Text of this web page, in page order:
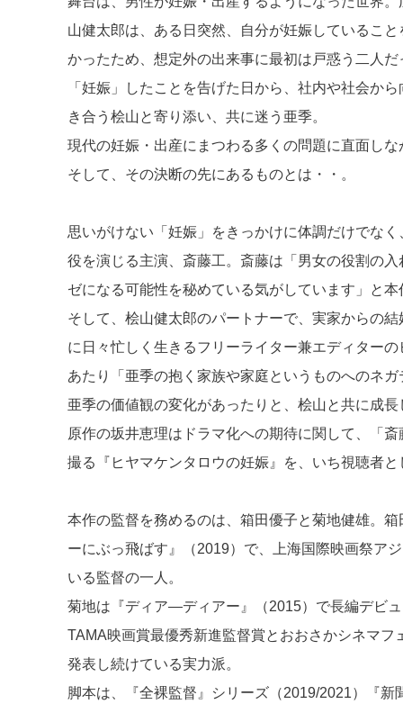
山健太郎は、ある日突然、自分が妊娠しているこ
かったため、想定外の出来事に最初は戸惑う二人だ
「妊娠」したことを告げた日から、社内や社会か
き合う桧山と寄り添い、共に迷う亜季。
現代の妊娠・出産にまつわる多くの問題に直面し
そして、その決断の先にあるものとは・・。
思いがけない「妊娠」をきっかけに体調だけでな
役を演じる主演、斎藤工。斎藤は「男女の役割の
ゼになる可能性を秘めている気がしています」と
そして、桧山健太郎のパートナーで、実家からの
に日々忙しく生きるフリーライター兼エディター
あたり「亜季の抱く家族や家庭というものへのネ
亜季の価値観の変化があったりと、桧山と共に成
原作の坂井恵理はドラマ化への期待に関して、「
撮る『ヒヤマケンタロウの妊娠』を、いち視聴者
本作の監督を務めるのは、箱田優子と菊地健雄。
ーにぶっ飛ばす』（2019）で、上海国際映画祭ア
いる監督の一人。
菊地は『ディア―ディアー』（2015）で長編デビ
TAMA映画賞最優秀新進監督賞とおおさかシネマ
発表し続けている実力派。
脚本は、『全裸監督』シリーズ（2019/2021）『